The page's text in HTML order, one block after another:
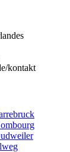
kontakt